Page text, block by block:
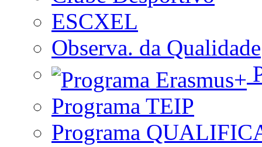
ESCXEL
Observa. da Qualidade
Programa TEIP
Programa